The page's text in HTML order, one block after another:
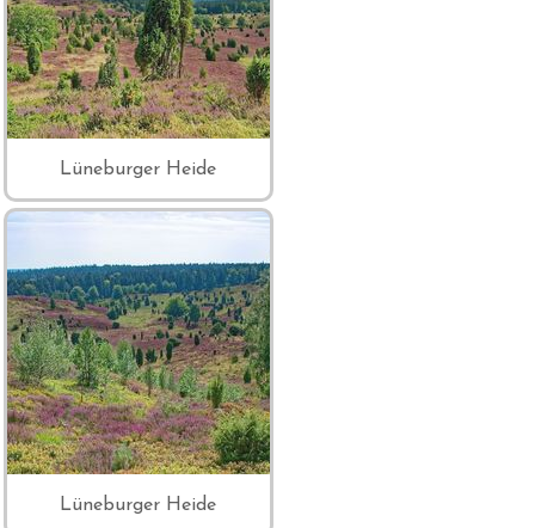
Lüneburger Heide
Lüneburger Heide